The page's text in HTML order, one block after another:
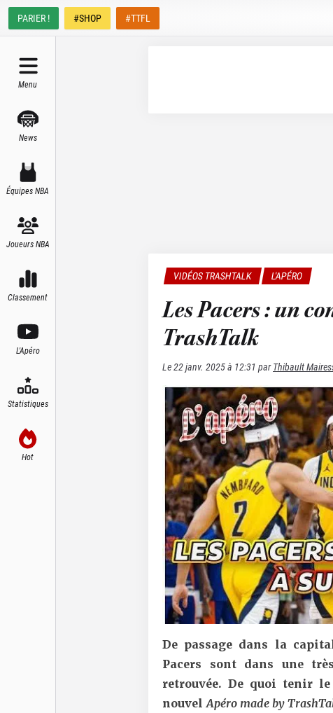
PARIER ! #SHOP #TTFL
Menu
News
Équipes NBA
Joueurs NBA
Classement
L'Apéro
Statistiques
Hot
VIDÉOS TRASHTALK L'APÉRO
Les Pacers : un
TrashTalk
Le22 janv. 2025 à 12:31 par Thibault
De passage dans la
Pacers sont dans une
retrouvée. De quoi tenir
nouvelApéro made by